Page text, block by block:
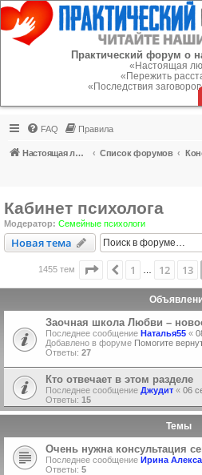
Регистрация
Практический форум о
«Настоящая
«Пережить
«Последствия
FAQ Правила
Настоящая любовь Список форумов
Кабинет психолога
Модератор: Семейные психологи
Новая тема
Новаятема
1455 тем Страница 14из 30
Пред.
1 12 13
Заочная школа Любви –
Последнее сообщение Наталья55 «
Добавлено в форуме Помогите
Ответы: 27
Кто отвечает в этом разделе
Последнее сообщение Джудит « 06
Ответы: 15
Темы
Очень нужна консультация
Последнее сообщение Ирина
Ответы: 5